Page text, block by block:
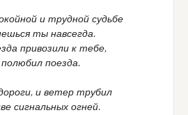
и трудной судьбе
ты навсегда.
привозили к тебе,
поезда.
и ветер трубил
сигнальных огней.